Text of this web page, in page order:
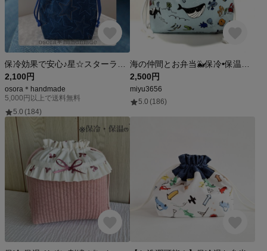
2,100円
osora＊handmade
5,000円以上で送料無料
5.0 (184)
2,500円
miyu3656
5.0 (186)